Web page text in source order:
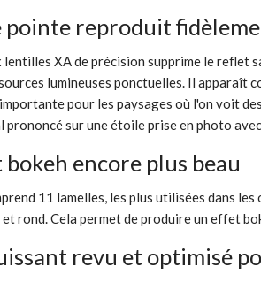
pointe reproduit
XA de précision supprime le
lumineuses ponctuelles. Il apparaît
pour les paysages où l'on voit
sur une étoile prise en photo
encore plus beau
11 lamelles, les plus utilisées dans
rond. Cela permet de produire un effet
revu et optimisé